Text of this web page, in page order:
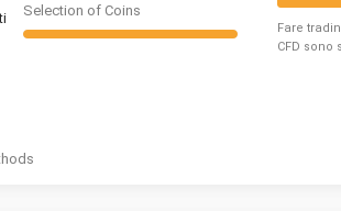
Selection of Coins
Fare
CFD